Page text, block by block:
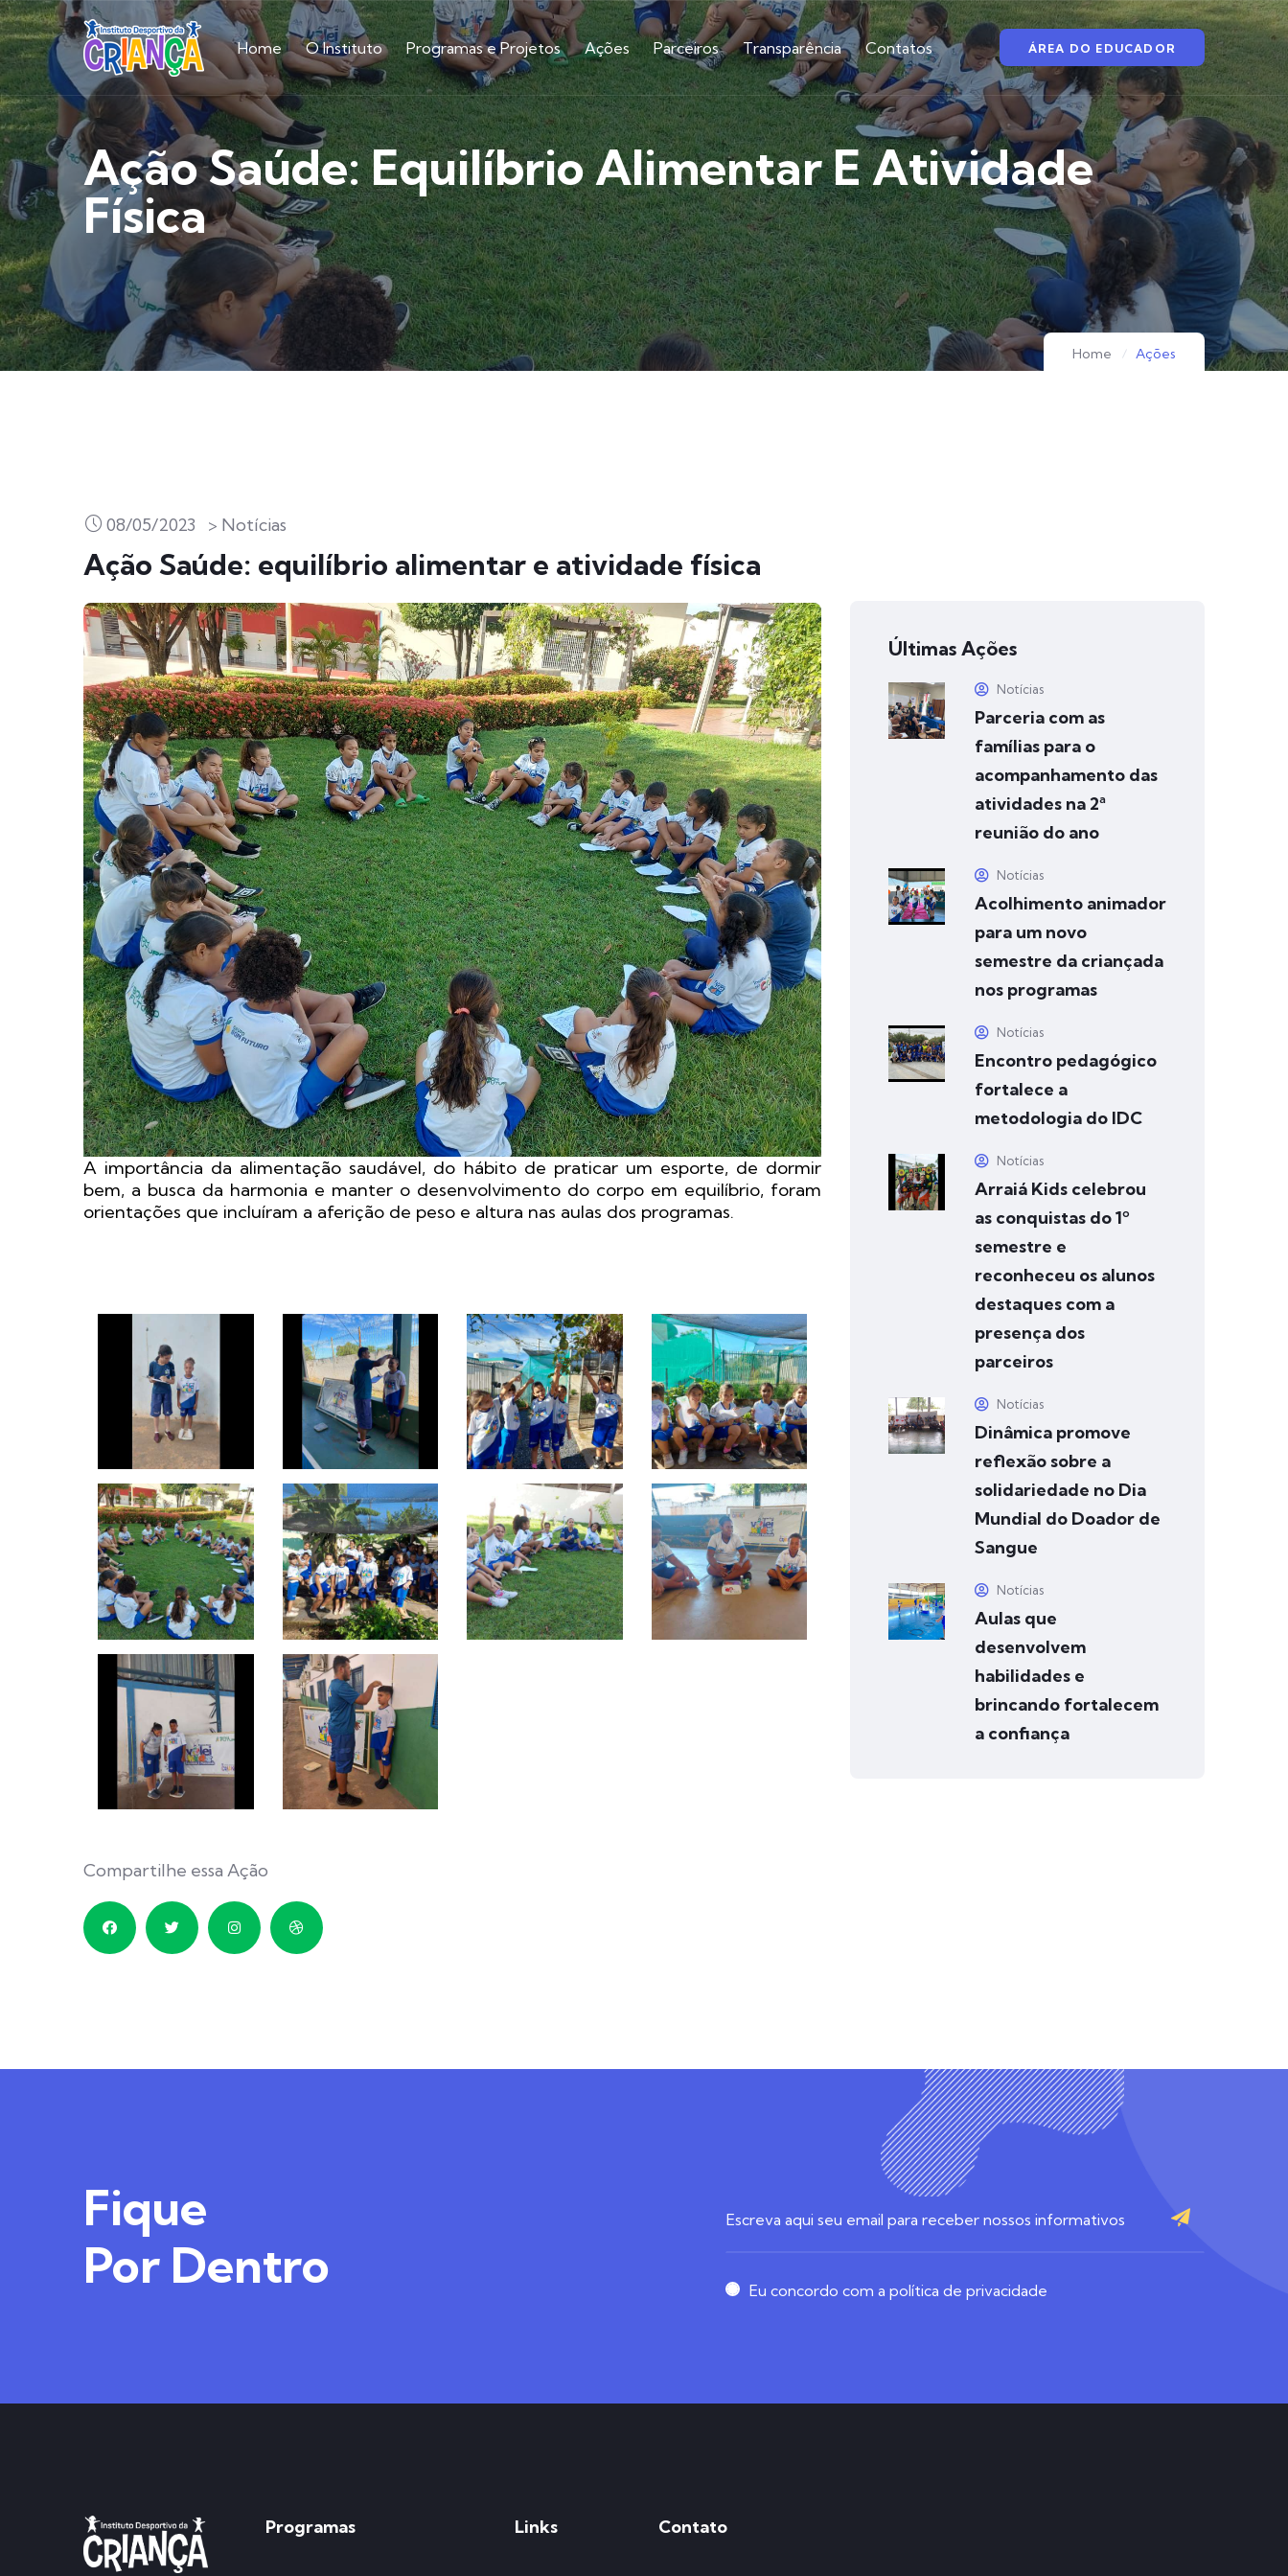
Home O Instituto Programas e Projetos Ações Parceiros Transparência Contatos ÁREA DO EDUCADOR
Ação Saúde: Equilíbrio Alimentar E Atividade
Física
Home Ações
08/05/2023 > Notícias
Ação Saúde: equilíbrio alimentar e atividade física
A importância da alimentação saudável, do hábito de praticar um esporte, de dormir
bem, a busca da harmonia e manter o desenvolvimento do corpo em equilíbrio, foram
orientações que incluíram a aferição de peso e altura nas aulas dos programas.
Compartilhe essa Ação
Últimas Ações
Notícias
Parceria com as
famílias para o
acompanhamento das
atividades na 2ª
reunião do ano
Notícias
Acolhimento animador
para um novo
semestre da criançada
nos programas
Notícias
Encontro pedagógico
fortalece a
metodologia do IDC
Notícias
Arraiá Kids celebrou
as conquistas do 1º
semestre e
reconheceu os alunos
destaques com a
presença dos
parceiros
Notícias
Dinâmica promove
reflexão sobre a
solidariedade no Dia
Mundial do Doador de
Sangue
Notícias
Aulas que
desenvolvem
habilidades e
brincando fortalecem
a confiança
Fique
Por Dentro
Eu concordo com a política de privacidade
Programas Links Contato